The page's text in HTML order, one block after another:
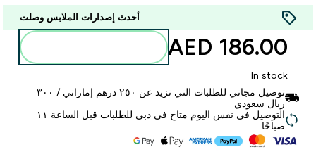
أحدث إصدارات الملابس وصلت
186.00 AED‎
In stock
توصيل مجاني للطلبات التي تزيد عن ٢٥٠ درهم إماراتي / ٣٠٠
ريال سعودي
التوصيل في نفس اليوم متاح في دبي للطلبات قبل الساعة ١١
صباحًا